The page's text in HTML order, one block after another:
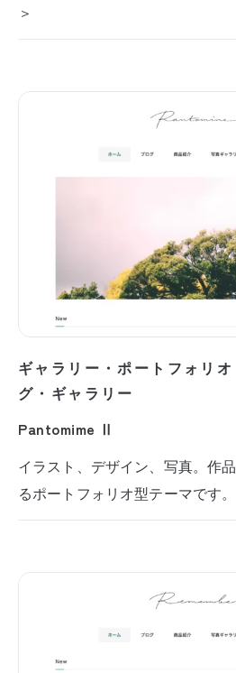
＞
ギャラリー・ポートフォリオ
グ・ギャラリー
Pantomime Ⅱ
イラスト、デザイン、写真。作
るポートフォリオ型テーマです